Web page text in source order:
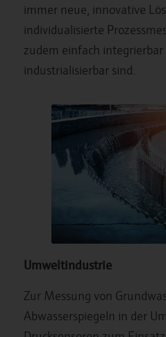
immer neue, innovative
individualisierte
zudem einfach integrierbar
industrialisierbar sind.
Umweltindustrie
Zur Messung von
Abwasserspiegeln in der